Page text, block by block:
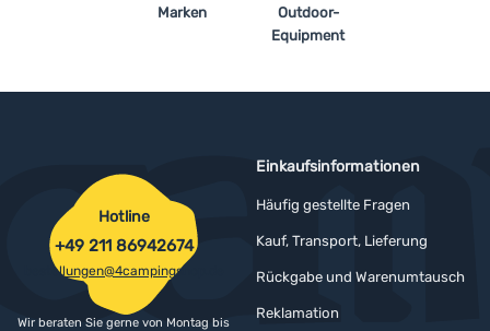
Marken
Outdoor-
Equipment
Einkaufsinformationen
Häufig gestellte Fragen
Kauf, Transport, Lieferung
Rückgabe und Warenumtausch
Reklamation
Hotline
+49 211 86942674
bestellungen@4campingshop.de
Wir beraten Sie gerne von Montag bis